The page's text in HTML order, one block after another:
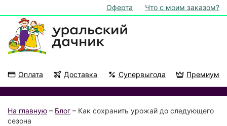
Оферта Что с моим заказом?
Оплата Доставка Супервыгода Премиум
На главную – Блог – Как сохранить урожай до следующего
сезона